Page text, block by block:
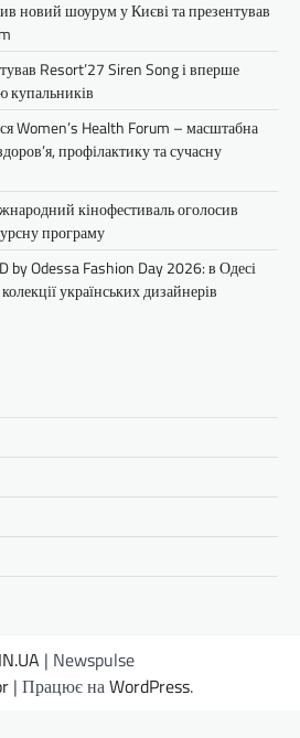
новий шоурум у Києві та презентував
Resort’27 Siren Song і вперше
купальників
Women’s Health Forum – масштабна
профілактику та сучасну
кінофестиваль оголосив
програму
by Odessa Fashion Day 2026: в Одесі
українських дизайнерів
| Newspulse
| Працює наWordPress.